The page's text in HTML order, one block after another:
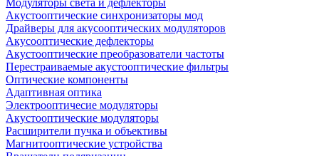
Модуляторы света и дефлекторы
Акустооптические синхронизаторы мод
Драйверы для акусооптических модуляторов
Акусооптические дефлекторы
Акустооптические преобразователи частоты
Перестраиваемые акустооптические фильтры
Оптические компоненты
Адаптивная оптика
Электрооптичесие модуляторы
Акустооптические модуляторы
Расширители пучка и объективы
Магнитооптические устройства